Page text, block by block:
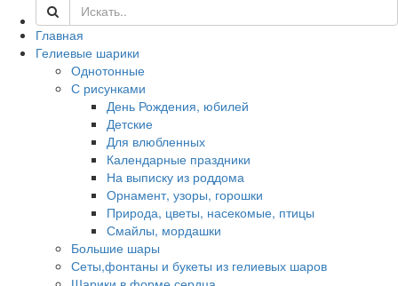
Главная
Гелиевые шарики
Однотонные
С рисунками
День Рождения, юбилей
Детские
Для влюбленных
Календарные праздники
На выписку из роддома
Орнамент, узоры, горошки
Природа, цветы, насекомые, птицы
Смайлы, мордашки
Большие шары
Сеты,фонтаны и букеты из гелиевых шаров